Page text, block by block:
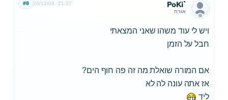
PoKi`
אורח
26/12/04 21:37
#8
ויש לי עוד משהו שאני המצאתי
חבל על הזמן
אם המורה שואלת מה זה פה חוף הים?
אז אתה עונה לה לא
ליד